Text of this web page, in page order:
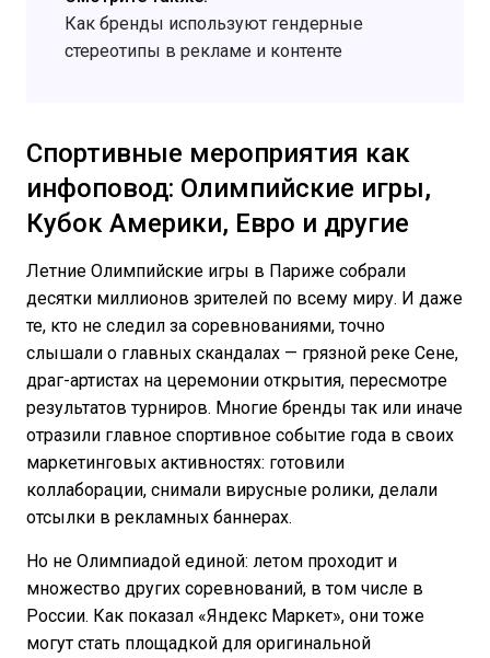
Как бренды используют гендерные
стереотипы в рекламе и контенте
Спортивные мероприятия как
инфоповод: Олимпийские игры,
Кубок Америки, Евро и другие
Летние Олимпийские игры в Париже собрали
десятки миллионов зрителей по всему миру. И даже
те, кто не следил за соревнованиями, точно
слышали о главных скандалах — грязной реке Сене,
драг-артистах на церемонии открытия, пересмотре
результатов турниров. Многие бренды так или иначе
отразили главное спортивное событие года в своих
маркетинговых активностях: готовили
коллаборации, снимали вирусные ролики, делали
отсылки в рекламных баннерах.
Но не Олимпиадой единой: летом проходит и
множество других соревнований, в том числе в
России. Как показал «Яндекс Маркет», они тоже
могут стать площадкой для оригинальной